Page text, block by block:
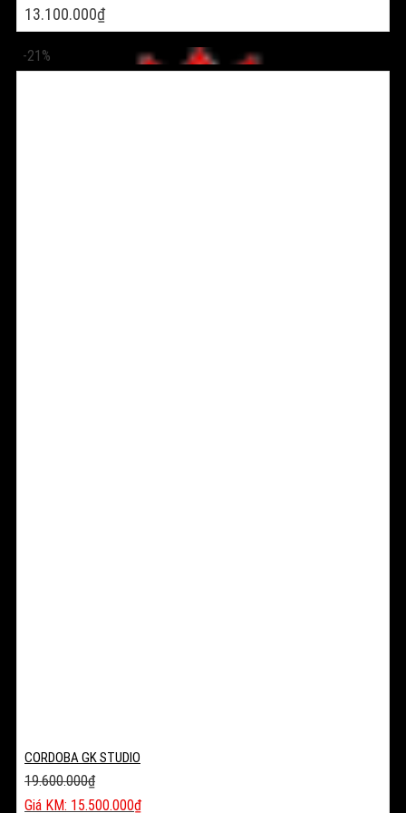
13.100.000₫
-21%
CORDOBA GK STUDIO
19.600.000₫
Giá
15.500.000₫